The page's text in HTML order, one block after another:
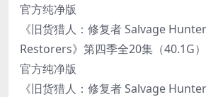
官方纯净版
《旧货猎人：修复者 Salvage
Restorers》第四季全20集（40.1G
官方纯净版
《旧货猎人：修复者 Salvage